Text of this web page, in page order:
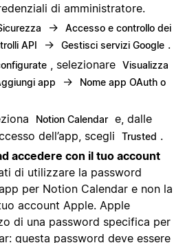
di amministratore.
→
Accesso e controllo dei
API → Gestisci servizi Google .
, selezionare Visualizza
app →
Nome app OAuth o
Notion Calendar e, dalle
dell’app, scegli
Trusted .
accedere con il tuo account
di utilizzare la password
per Notion Calendar e non la
account Apple. Apple
di una password specifica per
questa password deve essere